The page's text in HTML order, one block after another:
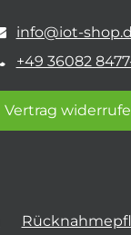
info@iot-
+49 36082
Vertrag